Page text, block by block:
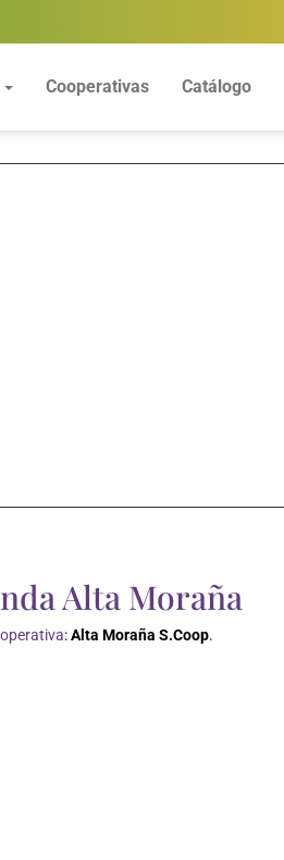
Cooperativas Catálogo
Alta Moraña
:Alta Moraña S.Coop.